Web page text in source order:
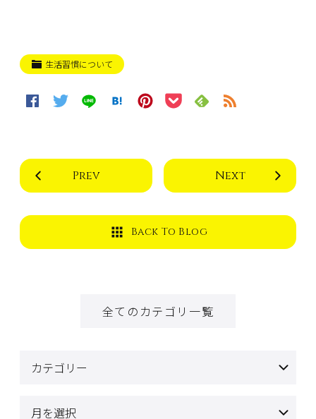
生活習慣について
Prev Next
Back To Blog
全てのカテゴリ一覧